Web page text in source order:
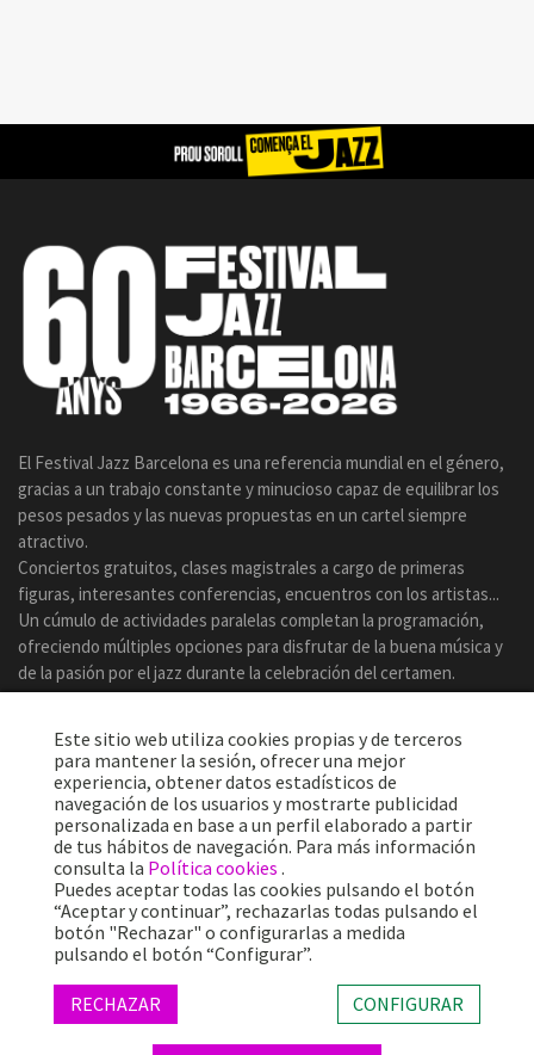
El Festival Jazz Barcelona es una referencia mundial en el género,
gracias a un trabajo constante y minucioso capaz de equilibrar los
pesos pesados y las nuevas propuestas en un cartel siempre
atractivo.
Conciertos gratuitos, clases magistrales a cargo de primeras
figuras, interesantes conferencias, encuentros con los artistas...
Un cúmulo de actividades paralelas completan la programación,
ofreciendo múltiples opciones para disfrutar de la buena música y
de la pasión por el jazz durante la celebración del certamen.
Más de 25 años ofreciendo la mejor música en directo desde
Barcelona.
Conciertos, festivales y eventos de gran convocatoria.
Este sitio web utiliza cookies propias y de terceros
para mantener la sesión, ofrecer una mejor
experiencia, obtener datos estadísticos de
navegación de los usuarios y mostrarte publicidad
personalizada en base a un perfil elaborado a partir
de tus hábitos de navegación. Para más información
consulta la Política cookies .
Puedes aceptar todas las cookies pulsando el botón
“Aceptar y continuar”, rechazarlas todas pulsando el
botón "Rechazar" o configurarlas a medida
pulsando el botón “Configurar”.
RECHAZAR CONFIGURAR